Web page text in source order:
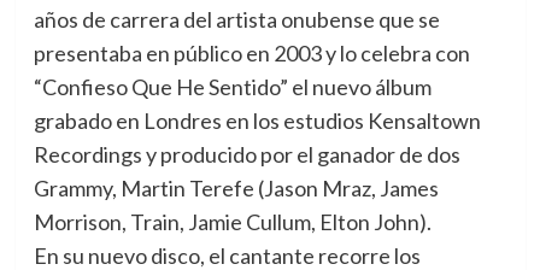
años de carrera del artista onubense que se
presentaba en público en 2003 y lo celebra con
“Confieso Que He Sentido” el nuevo álbum
grabado en Londres en los estudios Kensaltown
Recordings y producido por el ganador de dos
Grammy, Martin Terefe (Jason Mraz, James
Morrison, Train, Jamie Cullum, Elton John).
En su nuevo disco, el cantante recorre los